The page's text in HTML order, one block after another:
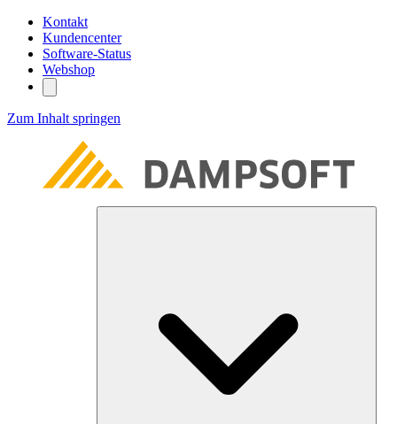
Kontakt
Kundencenter
Software-Status
Webshop
Zum Inhalt springen